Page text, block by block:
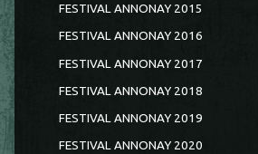
FESTIVAL ANNONAY 2015
FESTIVAL ANNONAY 2016
FESTIVAL ANNONAY 2017
FESTIVAL ANNONAY 2018
FESTIVAL ANNONAY 2019
FESTIVAL ANNONAY 2020